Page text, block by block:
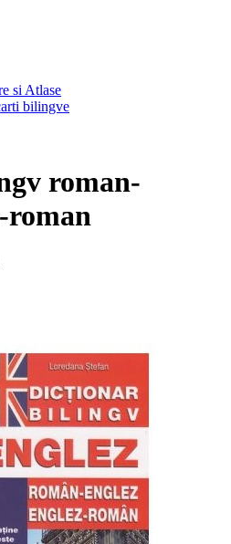
si Atlase
bilingve
roman-
roman